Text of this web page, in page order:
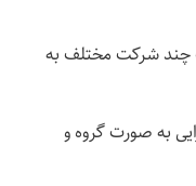
چند شرکت مختلف به
به صورت گروه و